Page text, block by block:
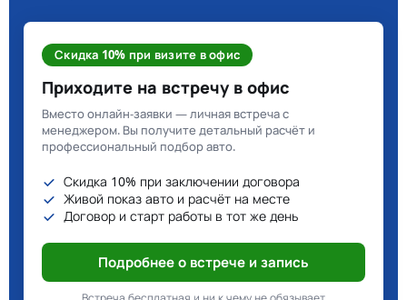
Скидка 10% при визите в офис
Приходите на встречу в офис
Вместо онлайн-заявки — личная встреча с
менеджером. Вы получите детальный расчёт и
профессиональный подбор авто.
Скидка 10% при заключении договора
Живой показ авто и расчёт на месте
Договор и старт работы в тот же день
Подробнее о встрече и запись